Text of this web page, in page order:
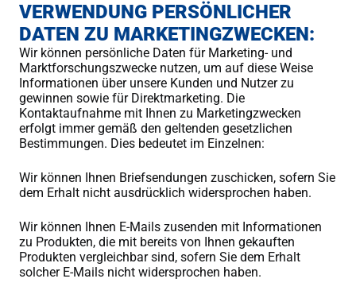
VERWENDUNG PERSÖNLICHER
DATEN ZU MARKETINGZWECKEN:
Wir können persönliche Daten für Marketing- und
Marktforschungszwecke nutzen, um auf diese Weise
Informationen über unsere Kunden und Nutzer zu
gewinnen sowie für Direktmarketing. Die
Kontaktaufnahme mit Ihnen zu Marketingzwecken
erfolgt immer gemäß den geltenden gesetzlichen
Bestimmungen. Dies bedeutet im Einzelnen:
Wir können Ihnen Briefsendungen zuschicken, sofern Sie
dem Erhalt nicht ausdrücklich widersprochen haben.
Wir können Ihnen E-Mails zusenden mit Informationen
zu Produkten, die mit bereits von Ihnen gekauften
Produkten vergleichbar sind, sofern Sie dem Erhalt
solcher E-Mails nicht widersprochen haben.